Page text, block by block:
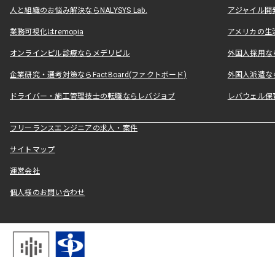
人と組織のお悩み解決ならNALYSYS Lab. アジャイル
業務可視化はremopia アメリカの
オンラインピル診療ならメデリピル 外国人採用
企業研究・選考対策ならFactBoard(ファクトボード) 外国人派遣な
ドライバー・施工管理技士の転職ならレバジョブ レバウェル
フリーランスエンジニアの求人・案件
サイトマップ
運営会社
個人様のお問い合わせ